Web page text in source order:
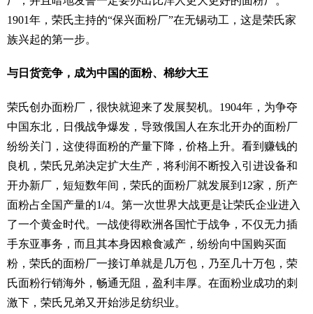
1901年，荣氏主持的“保兴面粉厂”在无锡动工，这是荣氏家
族兴起的第一步。
与日货竞争，成为中国的面粉、棉纱大王
荣氏创办面粉厂，很快就迎来了发展契机。1904年，为争夺
中国东北，日俄战争爆发，导致俄国人在东北开办的面粉厂
纷纷关门，这使得面粉的产量下降，价格上升。看到赚钱的
良机，荣氏兄弟决定扩大生产，将利润不断投入引进设备和
开办新厂，短短数年间，荣氏的面粉厂就发展到12家，所产
面粉占全国产量的1/4。第一次世界大战更是让荣氏企业进入
了一个黄金时代。一战使得欧洲各国忙于战争，不仅无力插
手东亚事务，而且其本身因粮食减产，纷纷向中国购买面
粉，荣氏的面粉厂一接订单就是几万包，乃至几十万包，荣
氏面粉行销海外，畅通无阻，盈利丰厚。在面粉业成功的刺
激下，荣氏兄弟又开始涉足纺织业。